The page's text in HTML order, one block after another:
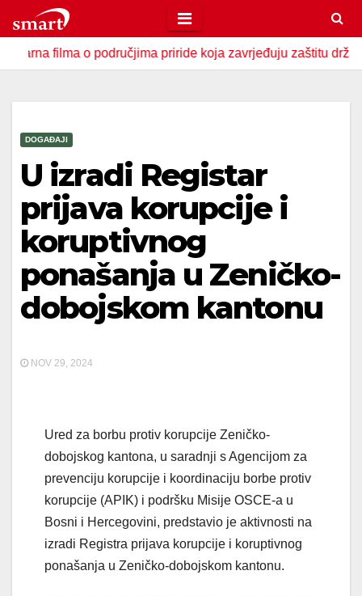
to
contento područjima priride koja zavrjeđuju zaštitu države U
DOGAĐAJI
U izradi Registar
prijava korupcije i
koruptivnog
ponašanja u Zeničko-
dobojskom kantonu
NOV 29, 2024
Ured za borbu protiv korupcije Zeničko-
dobojskog kantona, u saradnji s Agencijom za
prevenciju korupcije i koordinaciju borbe protiv
korupcije (APIK) i podršku Misije OSCE-a u
Bosni i Hercegovini, predstavio je aktivnosti na
izradi Registra prijava korupcije i koruptivnog
ponašanja u Zeničko-dobojskom kantonu.